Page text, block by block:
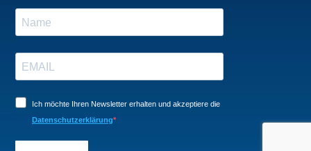
Ich möchte Ihren Newsletter erhalten und akzeptiere die
Datenschutzerklärung